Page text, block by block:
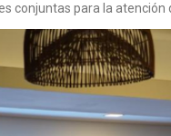
conjuntas para la